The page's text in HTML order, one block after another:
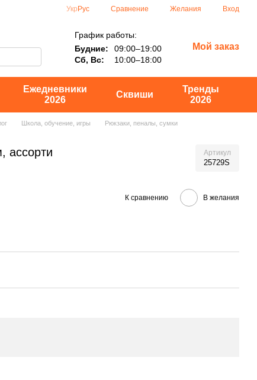
Укр Рус Сравнение Желания Вход
График работы:
Будние:
09:00–19:00
Сб, Вс:
10:00–18:00
Мой заказ
Ежедневники
2026
Сквиши
Тренды
2026
Школа, обучение, игры
Рюкзаки, пеналы, сумки
ассорти Артикул
25729S
К сравнению В желания